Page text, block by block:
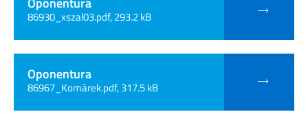
86930_xszal03.pdf, 293.2 kB
Oponentura
86967_Komárek.pdf, 317.5 kB